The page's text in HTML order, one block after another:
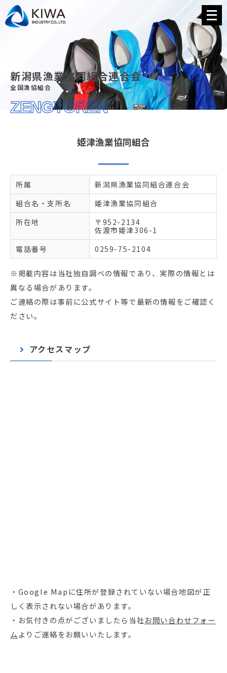
メ
ニ
ュ
ー
を
開
く
新潟県漁業協同組合連合会
全国漁協組合
ZENGYOREN
姫津漁業協同組合
所属
新潟県漁業協同組合連合会
組合名・支所名
姫津漁業協同組合
所在地
〒952-2134
佐渡市姫津306-1
電話番号
0259-75-2104
※掲載内容は当社独自調べの情報であり、実際の情報とは
異なる場合があります。
ご連絡の際は事前に公式サイト等で最新の情報をご確認く
ださい。
アクセスマップ
・Google Mapに住所が登録されていない場合地図が正
しく表示されない場合があります。
・お気付きの点がございましたら当社お問い合わせフォー
ムよりご連絡をお願いいたします。